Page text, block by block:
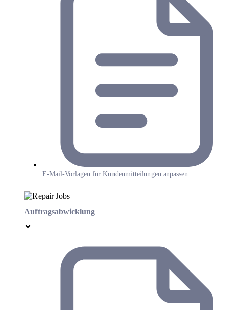
E-Mail-Vorlagen für Kundenmitteilungen anpassen
Auftragsabwicklung